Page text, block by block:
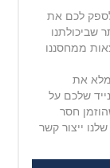
לכם את
שביכולתנו
יוצאות ממחסננו
את
שלכם על
חסר
ייצור קשר